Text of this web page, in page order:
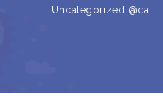
Uncategorized @ca